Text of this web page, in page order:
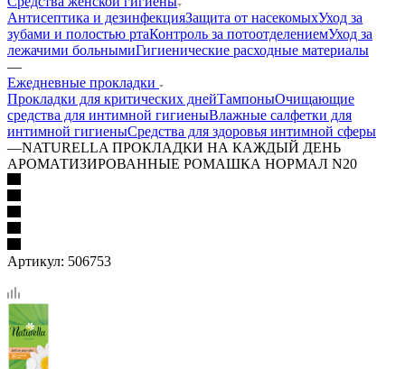
Антисептика и дезинфекцияЗащита от насекомыхУход за
зубами и полостью ртаКонтроль за потоотделениемУход за
лежачими больнымиГигиенические расходные материалы
—
Ежедневные прокладки
Прокладки для критических днейТампоныОчищающие
средства для интимной гигиеныВлажные салфетки для
интимной гигиеныСредства для здоровья интимной сферы
—NATURELLA ПРОКЛАДКИ НА КАЖДЫЙ ДЕНЬ
АРОМАТИЗИРОВАННЫЕ РОМАШКА НОРМАЛ N20
Артикул: 506753